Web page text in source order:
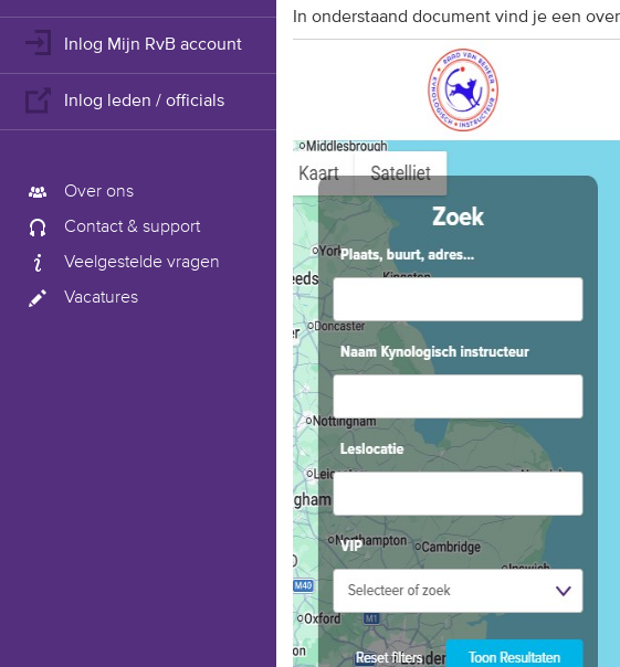
Inlog Mijn RvB account
Inlog leden / officials
Over ons
Contact & support
Veelgestelde vragen
Vacatures
In onderstaand document vind je een